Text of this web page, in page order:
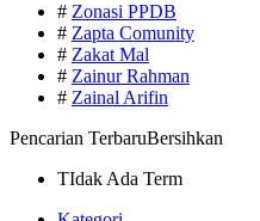
# Zonasi PPDB
# Zapta Comunity
# Zakat Mal
# Zainur Rahman
# Zainal Arifin
Pencarian TerbaruBersihkan
TIdak Ada Term